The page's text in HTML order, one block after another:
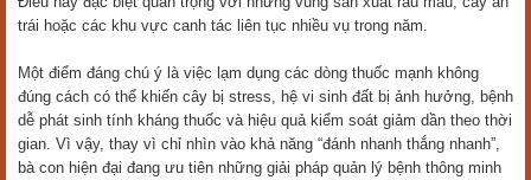
trái hoặc các khu vực canh tác liên tục nhiều vụ trong năm.
Một điểm đáng chú ý là việc lạm dụng các dòng thuốc mạnh không
đúng cách có thể khiến cây bị stress, hệ vi sinh đất bị ảnh hưởng, bệnh
dễ phát sinh tính kháng thuốc và hiệu quả kiểm soát giảm dần theo thời
gian. Vì vậy, thay vì chỉ nhìn vào khả năng “đánh nhanh thắng nhanh”,
bà con hiện đại đang ưu tiên những giải pháp quản lý bệnh thông minh